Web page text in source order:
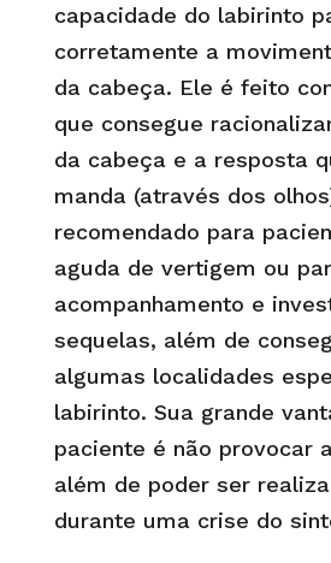
capacidade do labirinto
corretamente a
da cabeça. Ele é feito
que consegue
da cabeça e a resposta
manda (através dos
recomendado para
aguda de vertigem ou
acompanhamento e
sequelas, além de
algumas localidades
labirinto. Sua grande
paciente é não provocar
além de poder ser
durante uma crise do